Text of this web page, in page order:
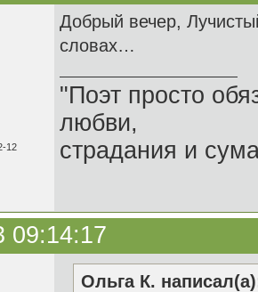
12
Добрый вечер,
словах…
"Поэт просто
любви,
страдания и
09:14:17
Ольга К.